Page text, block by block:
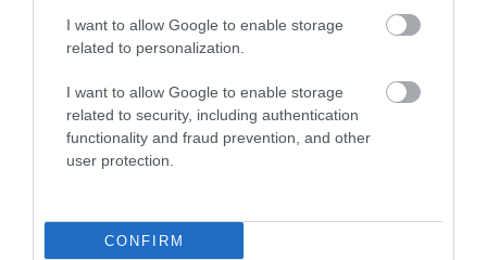
I want to allow Google to enable storage
related to personalization.
I want to allow Google to enable storage
related to security, including authentication
functionality and fraud prevention, and other
user protection.
CONFIRM